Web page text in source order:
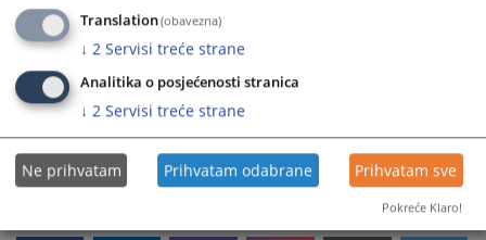
KT 9283 25-OKN ostecenje tudje stvari
113PREGLEDA
Translation(obavezna)
↓ 2 Servisi treće strane
Analitika o posjećenosti stranica
↓ 2 Servisi treće strane
Ne prihvatam Prihvatam odabrane Prihvatam sve
Pokreće Klaro!